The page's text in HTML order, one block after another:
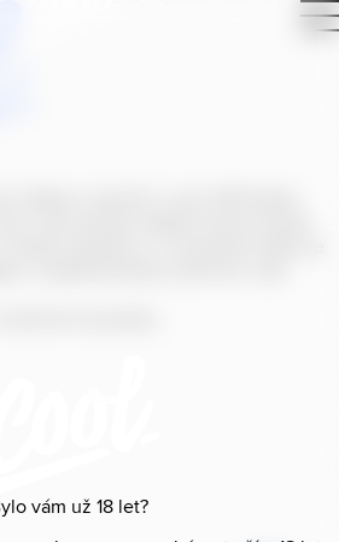
vám už 18 let?
šťávou vytvořil v roce
republice. V současné době se
z nealkoholických příchutí s alk.
benefity.